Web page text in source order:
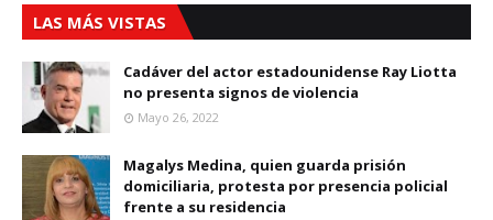
LAS MÁS VISTAS
Cadáver del actor estadounidense Ray Liotta
no presenta signos de violencia
Mayo 26, 2022
Magalys Medina, quien guarda prisión
domiciliaria, protesta por presencia policial
frente a su residencia